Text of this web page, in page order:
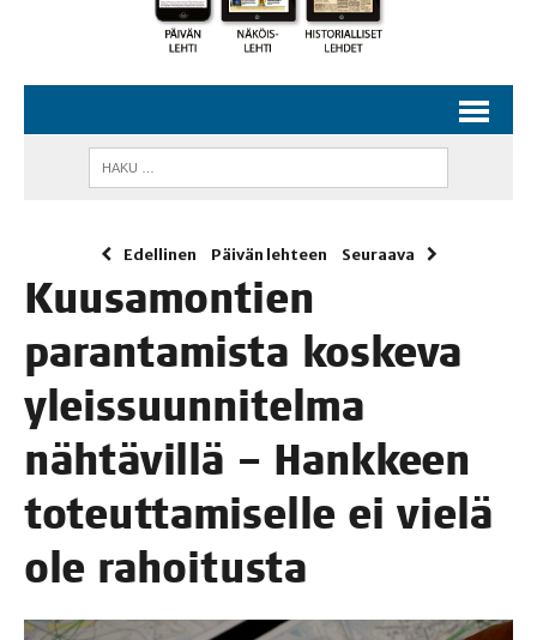
Edellinen Päivän lehteen Seuraava
Kuusa­mon­tien
paran­ta­mis­ta kos­ke­va
yleis­suun­ni­tel­ma
näh­tä­vil­lä – Hank­keen
toteut­ta­mi­sel­le ei vie­lä
ole rahoitusta